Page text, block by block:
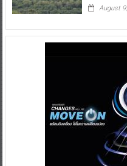
August